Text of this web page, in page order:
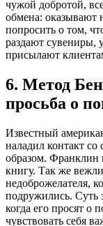
чужой добротой,
обмена: оказывают
попросить о том,
раздают сувениры,
присылают
6. Метод
просьба о
Известный
наладил контакт
образом. Франклин
книгу. Так же
недоброжелателя,
подружились. Суть
когда его просят о
чувствовать себя